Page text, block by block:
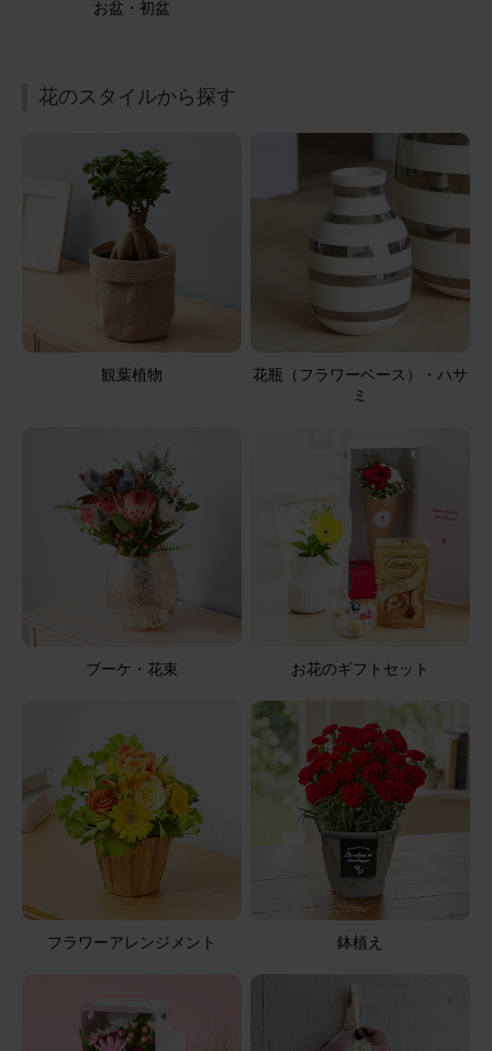
お盆・初盆
花のスタイルから探す
観葉植物
花瓶（フラワーベース）・ハサ
ミ
ブーケ・花束 お花のギフトセット
フラワーアレンジメント 鉢植え